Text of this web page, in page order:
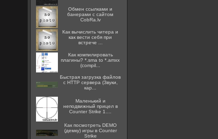
Oбмен ссылками и
банерами с сайтом
CobRa.lv
Как вычислить читера и
как вести себя при
встрече ...
Как компилировать
плагины? *.sma to *.amxx
(compil...
Быстрая загрузка файлов
с HTTP сервера (Звуки,
кар...
Маленький и
неподвижный прицел в
Counter Strike 1....
Как посмотреть DEMO
(демку) игры в Counter
Strike